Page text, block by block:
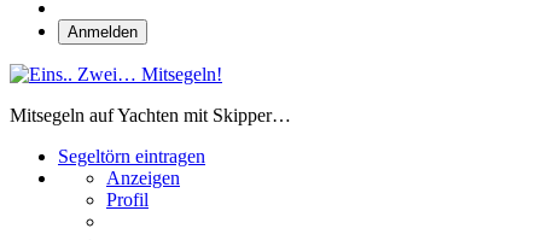
Anmelden
Mitsegeln auf Yachten mit Skipper…
Segeltörn eintragen
Anzeigen
Profil